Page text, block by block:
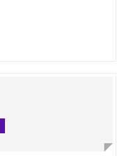
нужно - все